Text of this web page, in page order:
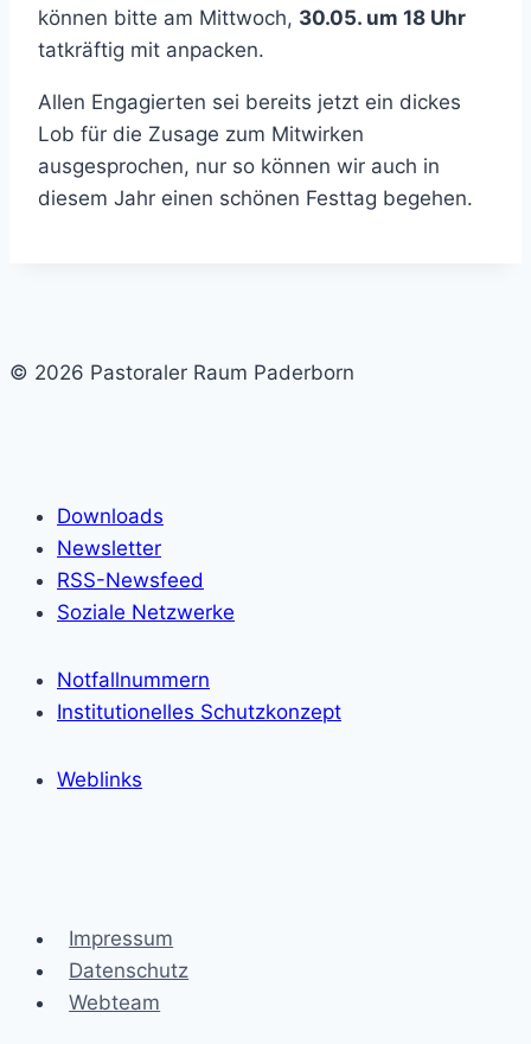
können bitte am Mittwoch, 30.05. um 18 Uhr
tatkräftig mit anpacken.
Allen Engagierten sei bereits jetzt ein dickes
Lob für die Zusage zum Mitwirken
ausgesprochen, nur so können wir auch in
diesem Jahr einen schönen Festtag begehen.
© 2026 Pastoraler Raum Paderborn
Downloads
Newsletter
RSS-Newsfeed
Soziale Netzwerke
Notfallnummern
Institutionelles Schutzkonzept
Weblinks
Impressum
Datenschutz
Webteam